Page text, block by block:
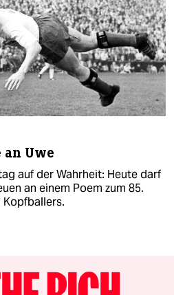
an Uwe
auf der Wahrheit: Heute darf
an einem Poem zum 85.